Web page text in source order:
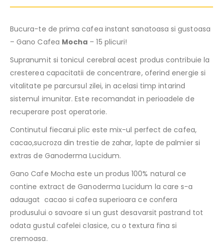
Bucura-te de prima cafea instant sanatoasa si gustoasa
– Gano Cafea Mocha – 15 plicuri!
Supranumit si tonicul cerebral acest produs contribuie la
cresterea capacitatii de concentrare, oferind energie si
vitalitate pe parcursul zilei, in acelasi timp intarind
sistemul imunitar. Este recomandat in perioadele de
recuperare post operatorie.
Continutul fiecarui plic este mix-ul perfect de cafea,
cacao,sucroza din trestie de zahar, lapte de palmier si
extras de Ganoderma Lucidum.
Gano Cafe Mocha este un produs 100% natural ce
contine extract de Ganoderma Lucidum la care s-a
adaugat cacao si cafea superioara ce confera
produsului o savoare si un gust desavarsit pastrand tot
odata gustul cafelei clasice, cu o textura fina si
cremoasa.